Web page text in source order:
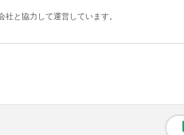
と協力して運営しています。